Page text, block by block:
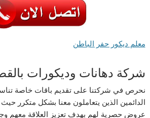
معلم ديكور حفر الباطن
شركة دهانات وديكورات
نحرص في شركتنا على تقديم باقات خاصة
الدائمين الذين يتعاملون معنا بشكل متكرر
عروض حصرية لهم بهدف تعزيز العلاقة معهم